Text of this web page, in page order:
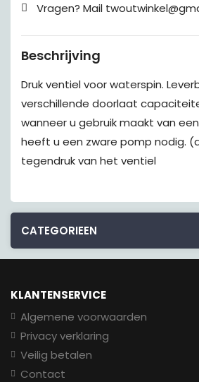
Vragen? Mail
Beschrijving
Druk ventiel voor waterspin.
verschillende doorlaat
wanneer u gebruik maakt van
heeft u een zware pomp nodig.
tegendruk van het ventiel
CATEGORIEEN
KLANTENSERVICE
Algemene voorwaarden
Privacy verklaring
Veilig betalen
Contact